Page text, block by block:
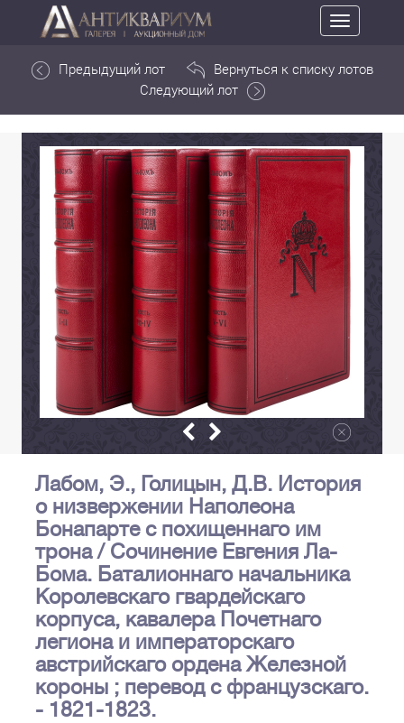
Toggle
navigation
Предыдущий лот
Вернуться к списку лотов
Следующий лот
Лабом, Э., Голицын, Д.В. История
о низвержении Наполеона
Бонапарте с похищеннаго им
трона / Сочинение Евгения Ла-
Бома. Баталионнаго начальника
Королевскаго гвардейскаго
корпуса, кавалера Почетнаго
легиона и императорскаго
австрийскаго ордена Железной
короны ; перевод с французскаго.
- 1821-1823.